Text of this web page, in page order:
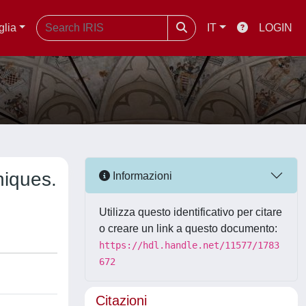
IT LOGIN
Informazioni
Utilizza questo identificativo per citare
o creare un link a questo documento:
https://hdl.handle.net/11577/1783
672
Citazioni